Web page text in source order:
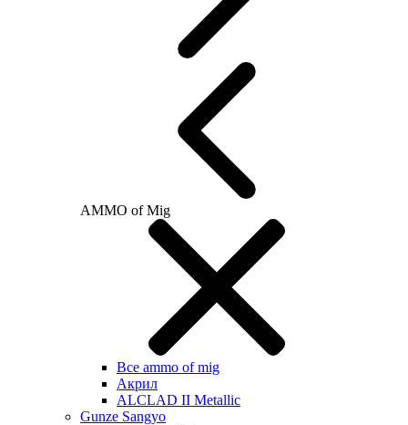
AMMO of Mig
Все ammo of mig
Акрил
ALCLAD II Metallic
Gunze Sangyo